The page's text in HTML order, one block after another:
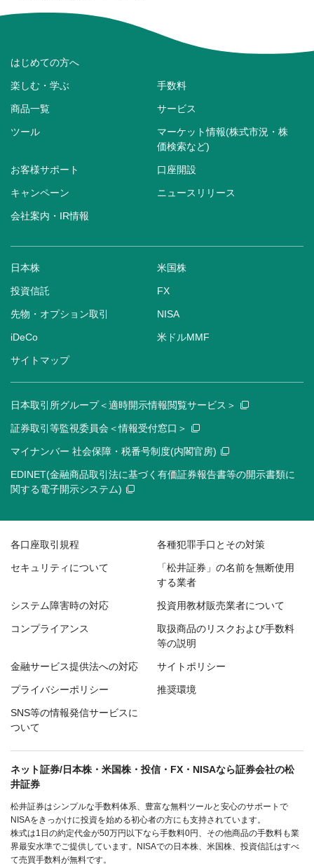
はじめての方へ
楽しむ・学ぶ 手数料
商品一覧 サービス
ツール
マーケット情報(株式市況・株
価検索など)
お客様サポート 口座開設
キャンペーン ニュースリリース
会社案内・IR情報
日本株 米国株
投資信託 FX
先物・オプション取引 NISA
iDeCo 米ドルMMF
サイトマップ
日本取引所グループ＜適時開示情報閲覧サービス＞
証券取引等監視委員会＜情報受付窓口＞
マイナンバー 社会保障・税番号制度(内閣官房)
EDINET(金融商品取引法に基づく有価証券報告書等の開示書類に
関する電子開示システム)
各口座取引規程 各種犯罪手口とその対策
セキュリティについて
「松井証券」の名前を無断使用
する業者
システム障害時の対応 投資用教材販売業者について
コンプライアンス
取扱商品のリスクおよび手数料
等の説明
金融サービス提供法への対応 サイトポリシー
プライバシーポリシー 推奨環境
SNS等の情報発信サービスに
ついて
ネット証券/日本株・米国株・投信・FX・NISAなら証券会社の松
井証券
松井証券はシンプルな手数料体系、豊富な無料ツールと安心のサポートで
NISAをきっかけに投資を始める初心者の方にも支持されています。
株式は1日の約定代金が50万円以下なら手数料0円、その他商品の手数料も業
界最安水準でご提供しています。NISAでの日本株、米国株、投資信託はすべ
て売買手数料が無料です。